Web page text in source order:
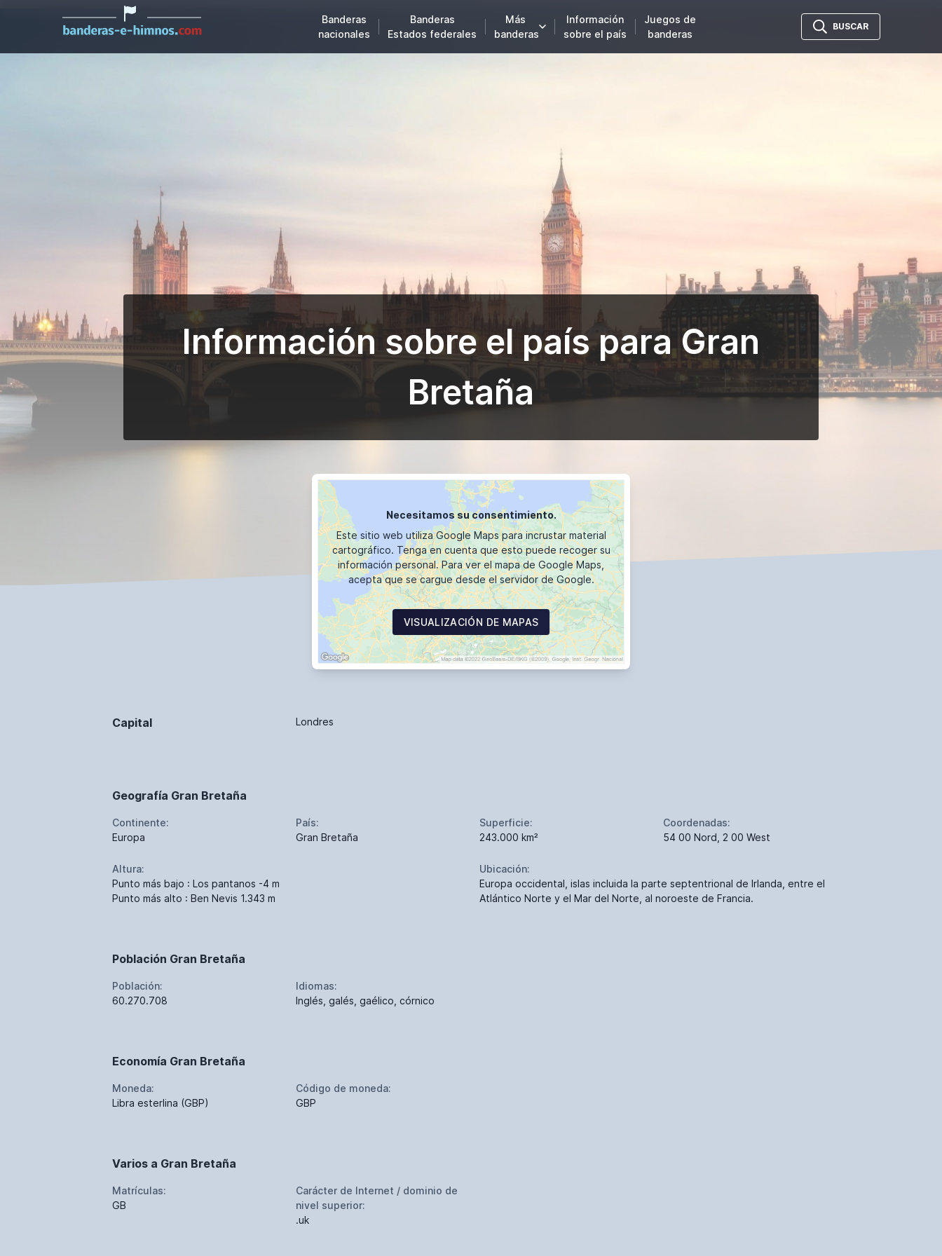
Banderas
nacionales
Banderas
Estados federales
Más
banderas
Información
sobre el país
Juegos de
banderas
BUSCAR
Información sobre el país para Gran
Bretaña
Necesitamos su consentimiento.
Este sitio web utiliza Google Maps para incrustar material
cartográfico. Tenga en cuenta que esto puede recoger su
información personal. Para ver el mapa de Google Maps,
acepta que se cargue desde el servidor de Google.
VISUALIZACIÓN DE MAPAS
Capital Londres
Geografía Gran Bretaña
Continente:
Europa
País:
Gran Bretaña
Superficie:
243.000 km²
Coordenadas:
54 00 Nord, 2 00 West
Altura:
Punto más bajo : Los pantanos -4 m
Punto más alto : Ben Nevis 1.343 m
Ubicación:
Europa occidental, islas incluida la parte septentrional de Irlanda, entre el
Atlántico Norte y el Mar del Norte, al noroeste de Francia.
Población Gran Bretaña
Población:
60.270.708
Idiomas:
Inglés, galés, gaélico, córnico
Economía Gran Bretaña
Moneda:
Libra esterlina (GBP)
Código de moneda:
GBP
Varios a Gran Bretaña
Matrículas:
GB
Carácter de Internet / dominio de
nivel superior:
.uk